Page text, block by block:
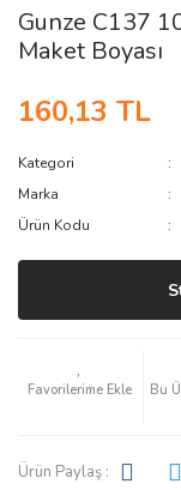
Gunze C137
Maket Boyası
160,13 TL
Kategori
Marka
Ürün Kodu
Bu
Ürün Paylaş :